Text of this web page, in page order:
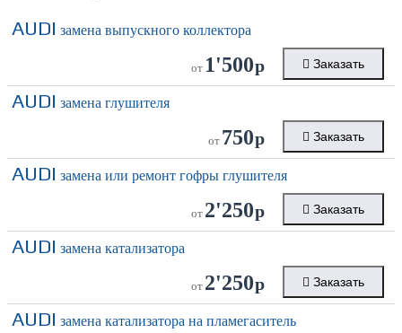
AUDI замена выпускного коллектора
от 1'500р Заказать
AUDI замена глушителя
от 750р Заказать
AUDI замена или ремонт гофры глушителя
от 2'250р Заказать
AUDI замена катализатора
от 2'250р Заказать
AUDI замена катализатора на пламегаситель